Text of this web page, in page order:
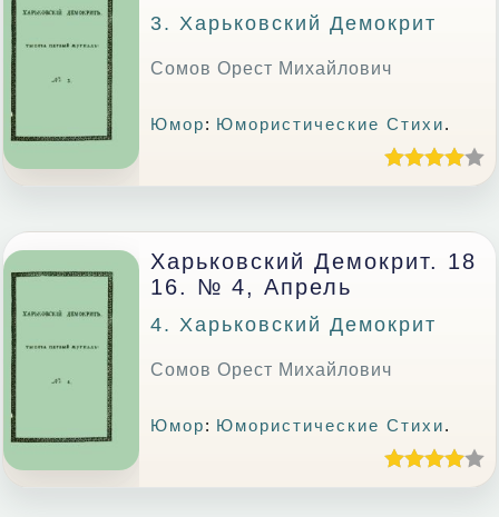
3. Харьковский Демокрит
Сомов Орест Михайлович
Юмор: Юмористические Стихи.
Харьковский Демокрит. 18
16. № 4, Апрель
4. Харьковский Демокрит
Сомов Орест Михайлович
Юмор: Юмористические Стихи.